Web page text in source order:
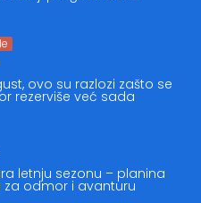
ovo su razlozi zašto se
rezerviše već sada
letnju sezonu – planina
za odmor i avanturu